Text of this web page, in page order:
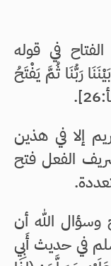
في قوله
رَبُّنَا ثُمَّ يَفْتَحُ
إلا في هذين
الفعل فتح
الله أن
في حديث أَبِي